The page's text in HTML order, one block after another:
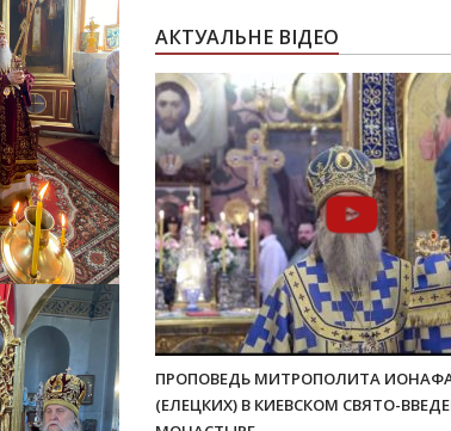
АКТУАЛЬНЕ ВІДЕО
ПРОПОВЕДЬ МИТРОПОЛИТА
(ЕЛЕЦКИХ) В КИЕВСКОМ СВЯТО-